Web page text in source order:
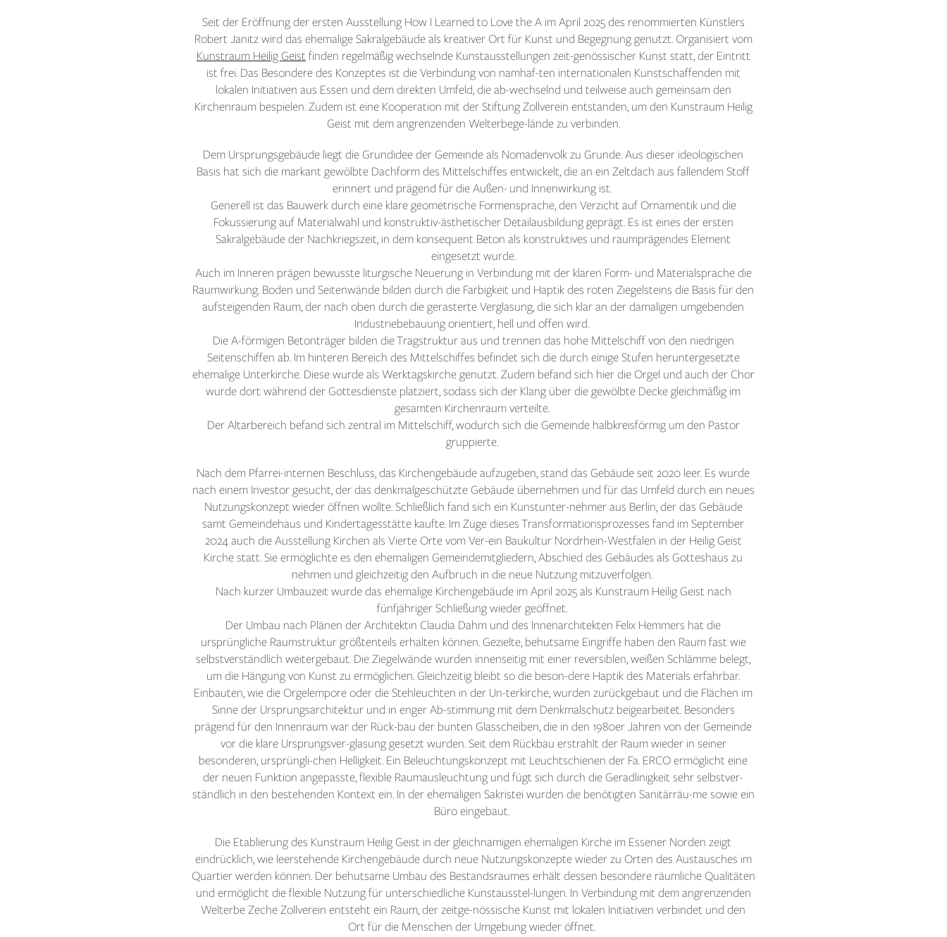
Seit der Eröffnung der ersten Ausstellung How I Learned to Love the A im April 2025 des renommierten Künstlers
Robert Janitz wird das ehemalige Sakralgebäude als kreativer Ort für Kunst und Begegnung genutzt. Organisiert vom
Kunstraum Heilig Geist finden regelmäßig wechselnde Kunstausstellungen zeit-genössischer Kunst statt, der Eintritt
ist frei. Das Besondere des Konzeptes ist die Verbindung von namhaf-ten internationalen Kunstschaffenden mit
lokalen Initiativen aus Essen und dem direkten Umfeld, die ab-wechselnd und teilweise auch gemeinsam den
Kirchenraum bespielen. Zudem ist eine Kooperation mit der Stiftung Zollverein entstanden, um den Kunstraum Heilig
Geist mit dem angrenzenden Welterbege-lände zu verbinden.
Dem Ursprungsgebäude liegt die Grundidee der Gemeinde als Nomadenvolk zu Grunde. Aus dieser ideologischen
Basis hat sich die markant gewölbte Dachform des Mittelschiffes entwickelt, die an ein Zeltdach aus fallendem Stoff
erinnert und prägend für die Außen- und Innenwirkung ist.
Generell ist das Bauwerk durch eine klare geometrische Formensprache, den Verzicht auf Ornamentik und die
Fokussierung auf Materialwahl und konstruktiv-ästhetischer Detailausbildung geprägt. Es ist eines der ersten
Sakralgebäude der Nachkriegszeit, in dem konsequent Beton als konstruktives und raumprägendes Element
eingesetzt wurde.
Auch im Inneren prägen bewusste liturgische Neuerung in Verbindung mit der klaren Form- und Materialsprache die
Raumwirkung. Boden und Seitenwände bilden durch die Farbigkeit und Haptik des roten Ziegelsteins die Basis für den
aufsteigenden Raum, der nach oben durch die gerasterte Verglasung, die sich klar an der damaligen umgebenden
Industriebebauung orientiert, hell und offen wird.
Die A-förmigen Betonträger bilden die Tragstruktur aus und trennen das hohe Mittelschiff von den niedrigen
Seitenschiffen ab. Im hinteren Bereich des Mittelschiffes befindet sich die durch einige Stufen heruntergesetzte
ehemalige Unterkirche. Diese wurde als Werktagskirche genutzt. Zudem befand sich hier die Orgel und auch der Chor
wurde dort während der Gottesdienste platziert, sodass sich der Klang über die gewölbte Decke gleichmäßig im
gesamten Kirchenraum verteilte.
Der Altarbereich befand sich zentral im Mittelschiff, wodurch sich die Gemeinde halbkreisförmig um den Pastor
gruppierte.
Nach dem Pfarrei-internen Beschluss, das Kirchengebäude aufzugeben, stand das Gebäude seit 2020 leer. Es wurde
nach einem Investor gesucht, der das denkmalgeschützte Gebäude übernehmen und für das Umfeld durch ein neues
Nutzungskonzept wieder öffnen wollte. Schließlich fand sich ein Kunstunter-nehmer aus Berlin, der das Gebäude
samt Gemeindehaus und Kindertagesstätte kaufte. Im Zuge dieses Transformationsprozesses fand im September
2024 auch die Ausstellung Kirchen als Vierte Orte vom Ver-ein Baukultur Nordrhein-Westfalen in der Heilig Geist
Kirche statt. Sie ermöglichte es den ehemaligen Gemeindemitgliedern, Abschied des Gebäudes als Gotteshaus zu
nehmen und gleichzeitig den Aufbruch in die neue Nutzung mitzuverfolgen.
Nach kurzer Umbauzeit wurde das ehemalige Kirchengebäude im April 2025 als Kunstraum Heilig Geist nach
fünfjähriger Schließung wieder geöffnet.
Der Umbau nach Plänen der Architektin Claudia Dahm und des Innenarchitekten Felix Hemmers hat die
ursprüngliche Raumstruktur größtenteils erhalten können. Gezielte, behutsame Eingriffe haben den Raum fast wie
selbstverständlich weitergebaut. Die Ziegelwände wurden innenseitig mit einer reversiblen, weißen Schlämme belegt,
um die Hängung von Kunst zu ermöglichen. Gleichzeitig bleibt so die beson-dere Haptik des Materials erfahrbar.
Einbauten, wie die Orgelempore oder die Stehleuchten in der Un-terkirche, wurden zurückgebaut und die Flächen im
Sinne der Ursprungsarchitektur und in enger Ab-stimmung mit dem Denkmalschutz beigearbeitet. Besonders
prägend für den Innenraum war der Rück-bau der bunten Glasscheiben, die in den 1980er Jahren von der Gemeinde
vor die klare Ursprungsver-glasung gesetzt wurden. Seit dem Rückbau erstrahlt der Raum wieder in seiner
besonderen, ursprüngli-chen Helligkeit. Ein Beleuchtungskonzept mit Leuchtschienen der Fa. ERCO ermöglicht eine
der neuen Funktion angepasste, flexible Raumausleuchtung und fügt sich durch die Geradlinigkeit sehr selbstver-
ständlich in den bestehenden Kontext ein. In der ehemaligen Sakristei wurden die benötigten Sanitärräu-me sowie ein
Büro eingebaut.
Die Etablierung des Kunstraum Heilig Geist in der gleichnamigen ehemaligen Kirche im Essener Norden zeigt
eindrücklich, wie leerstehende Kirchengebäude durch neue Nutzungskonzepte wieder zu Orten des Austausches im
Quartier werden können. Der behutsame Umbau des Bestandsraumes erhält dessen besondere räumliche Qualitäten
und ermöglicht die flexible Nutzung für unterschiedliche Kunstausstel-lungen. In Verbindung mit dem angrenzenden
Welterbe Zeche Zollverein entsteht ein Raum, der zeitge-nössische Kunst mit lokalen Initiativen verbindet und den
Ort für die Menschen der Umgebung wieder öffnet.